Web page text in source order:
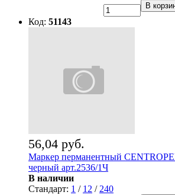
В
Код: 51143
56,04 руб.
Маркер перманентный
черный арт.2536/1Ч
В наличии
Стандарт: 1 / 12 / 240